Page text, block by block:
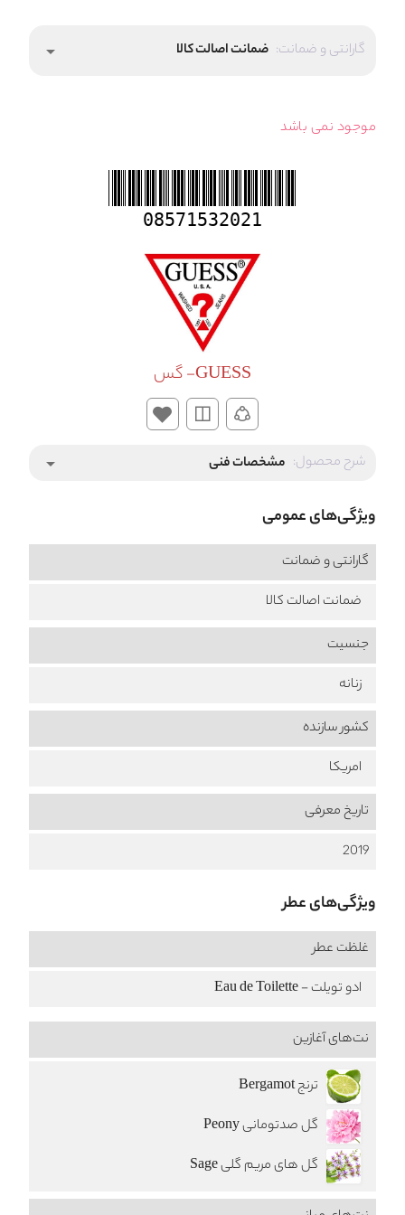
گارانتی و ضمانت: ضمانت اصالت کالا arrow_drop_down
موجود نمی باشد
08571532021
GUESS- گس
شرح محصول: مشخصات فنی arrow_drop_down
ویژگی‌های عمومی
گارانتی و ضمانت
ضمانت اصالت کالا
جنسیت
زنانه
کشور سازنده
امریکا
تاریخ معرفی
2019
ویژگی‌های عطر
غلظت عطر
ادو تویلت - Eau de Toilette
نت‌های آغازین
ترنج Bergamot
گل صدتومانی Peony
گل های مریم گلی Sage